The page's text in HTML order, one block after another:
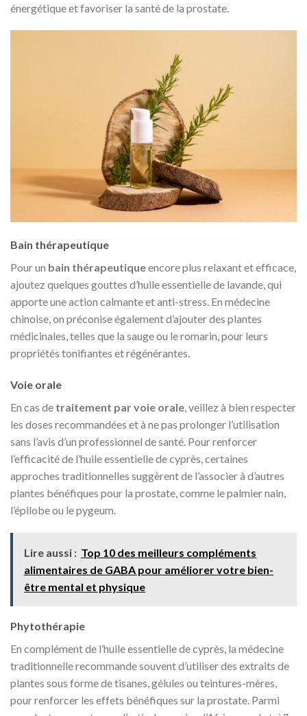
énergétique et favoriser la santé de la prostate.
Bain thérapeutique
Pour un bain thérapeutiqueencore plus relaxant et efficace,
ajoutez quelques gouttes d’huile essentielle de lavande, qui
apporte une action calmante et anti-stress. En médecine
chinoise, on préconise également d’ajouter des plantes
médicinales, telles que la sauge ou le romarin, pour leurs
propriétés tonifiantes et régénérantes.
Voie orale
En cas de traitement par voie orale, veillez à bien respecter
les doses recommandées et à ne pas prolonger l’utilisation
sans l’avis d’un professionnel de santé. Pour renforcer
l’efficacité de l’huile essentielle de cyprès, certaines
approches traditionnelles suggèrent de l’associer à d’autres
plantes bénéfiques pour la prostate, comme le palmier nain,
l’épilobe ou le pygeum.
Lire aussi : Top 10 des meilleurs compléments
alimentaires de GABA pour améliorer votre bien-
être mental et physique
Phytothérapie
En complément de l’huile essentielle de cyprès, la médecine
traditionnelle recommande souvent d’utiliser des extraits de
plantes sous forme de tisanes, gélules ou teintures-mères,
pour renforcer les effets bénéfiques sur la prostate. Parmi